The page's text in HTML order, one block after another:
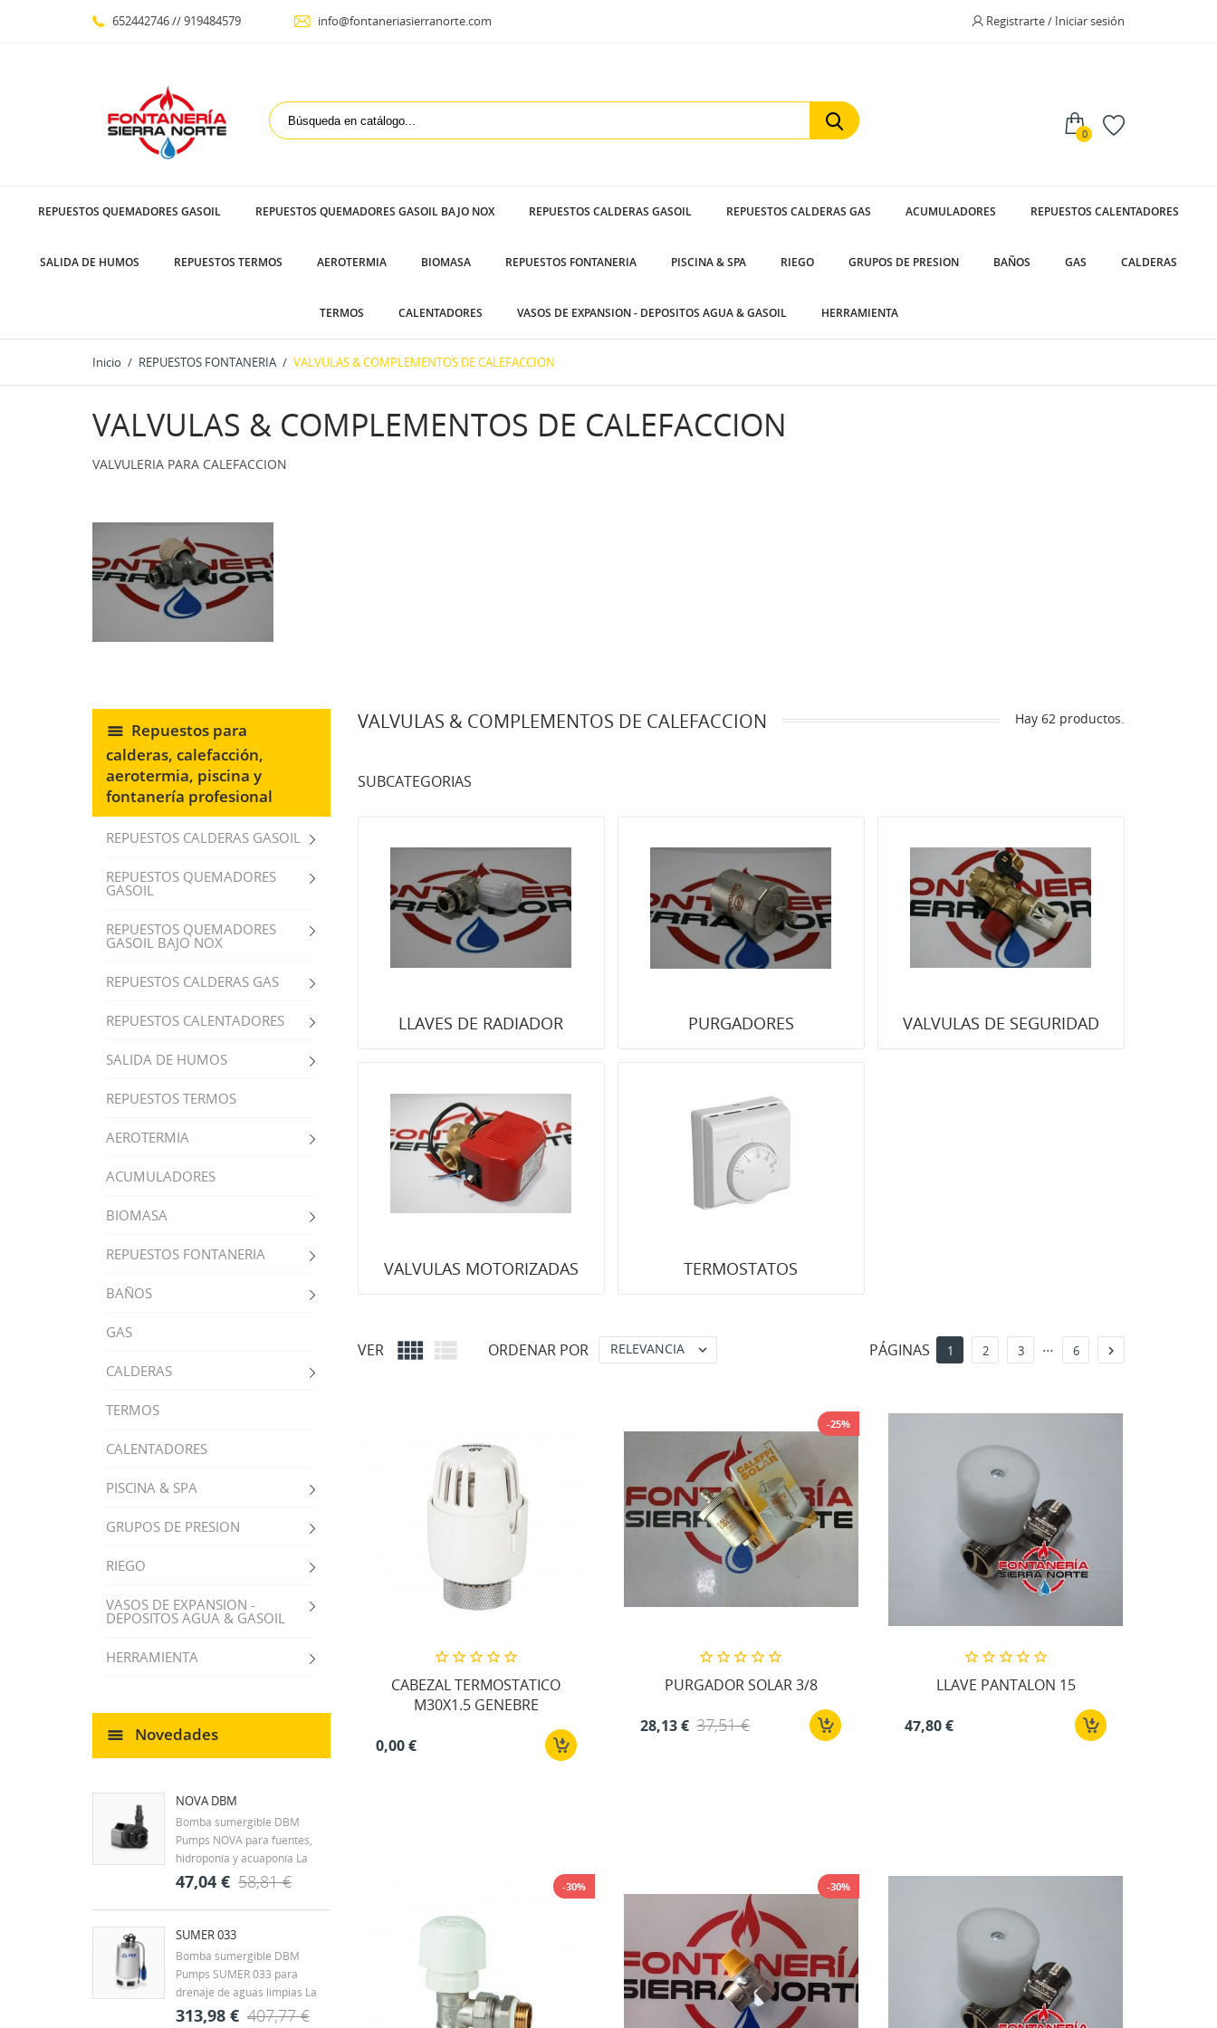
652442746 // 919484579 info@fontaneriasierranorte.com Registrarte / Iniciar sesión
0
REPUESTOS QUEMADORES GASOIL REPUESTOS QUEMADORES GASOIL BAJO NOX REPUESTOS CALDERAS GASOIL REPUESTOS CALDERAS GAS ACUMULADORES REPUESTOS CALENTADORES
SALIDA DE HUMOS REPUESTOS TERMOS AEROTERMIA BIOMASA REPUESTOS FONTANERIA PISCINA & SPA RIEGO GRUPOS DE PRESION BAÑOS GAS CALDERAS
TERMOS CALENTADORES VASOS DE EXPANSION - DEPOSITOS AGUA & GASOIL HERRAMIENTA
Inicio REPUESTOS FONTANERIA VALVULAS & COMPLEMENTOS DE CALEFACCION
VALVULAS & COMPLEMENTOS DE CALEFACCION
VALVULERIA PARA CALEFACCION
Repuestos para
calderas, calefacción,
aerotermia, piscina y
fontanería profesional
REPUESTOS CALDERAS GASOIL
REPUESTOS QUEMADORES
GASOIL
REPUESTOS QUEMADORES
GASOIL BAJO NOX
REPUESTOS CALDERAS GAS
REPUESTOS CALENTADORES
SALIDA DE HUMOS
REPUESTOS TERMOS
AEROTERMIA
ACUMULADORES
BIOMASA
REPUESTOS FONTANERIA
BAÑOS
GAS
CALDERAS
TERMOS
CALENTADORES
PISCINA & SPA
GRUPOS DE PRESION
RIEGO
VASOS DE EXPANSION -
DEPOSITOS AGUA & GASOIL
HERRAMIENTA
Novedades
NOVA DBM
Bomba sumergible DBM
Pumps NOVA para fuentes,
hidroponía y acuaponía La
DBM Pumps NOVA es una
bomba sumergible diseñada
para la circulación continua de
agua en fuentes
ornamentales, estanques y
pequeños sistemas
hidráulicos. Su tamaño
compacto y...
47,04 € 58,81 €
SUMER 033
Bomba sumergible DBM
Pumps SUMER 033 para
drenaje de aguas limpias La
DBM Pumps SUMER 033 es
313,98 € 407,77 €
VALVULAS & COMPLEMENTOS DE CALEFACCION Hay 62 productos.
SUBCATEGORIAS
LLAVES DE RADIADOR PURGADORES VALVULAS DE SEGURIDAD
VALVULAS MOTORIZADAS TERMOSTATOS
VER   ORDENAR POR RELEVANCIA  PÁGINAS 1 2 3 … 6 
CABEZAL TERMOSTATICO
M30X1.5 GENEBRE
0,00 €
-25%
PURGADOR SOLAR 3/8
28,13 € 37,51 €
LLAVE PANTALON 15
47,80 €
-30% -30%
MI LISTA DE DESEOS
((MODALTITLE))
CREAR LISTA DE DESEOS
Nombre de la lista de deseos
INICIAR SESIÓN